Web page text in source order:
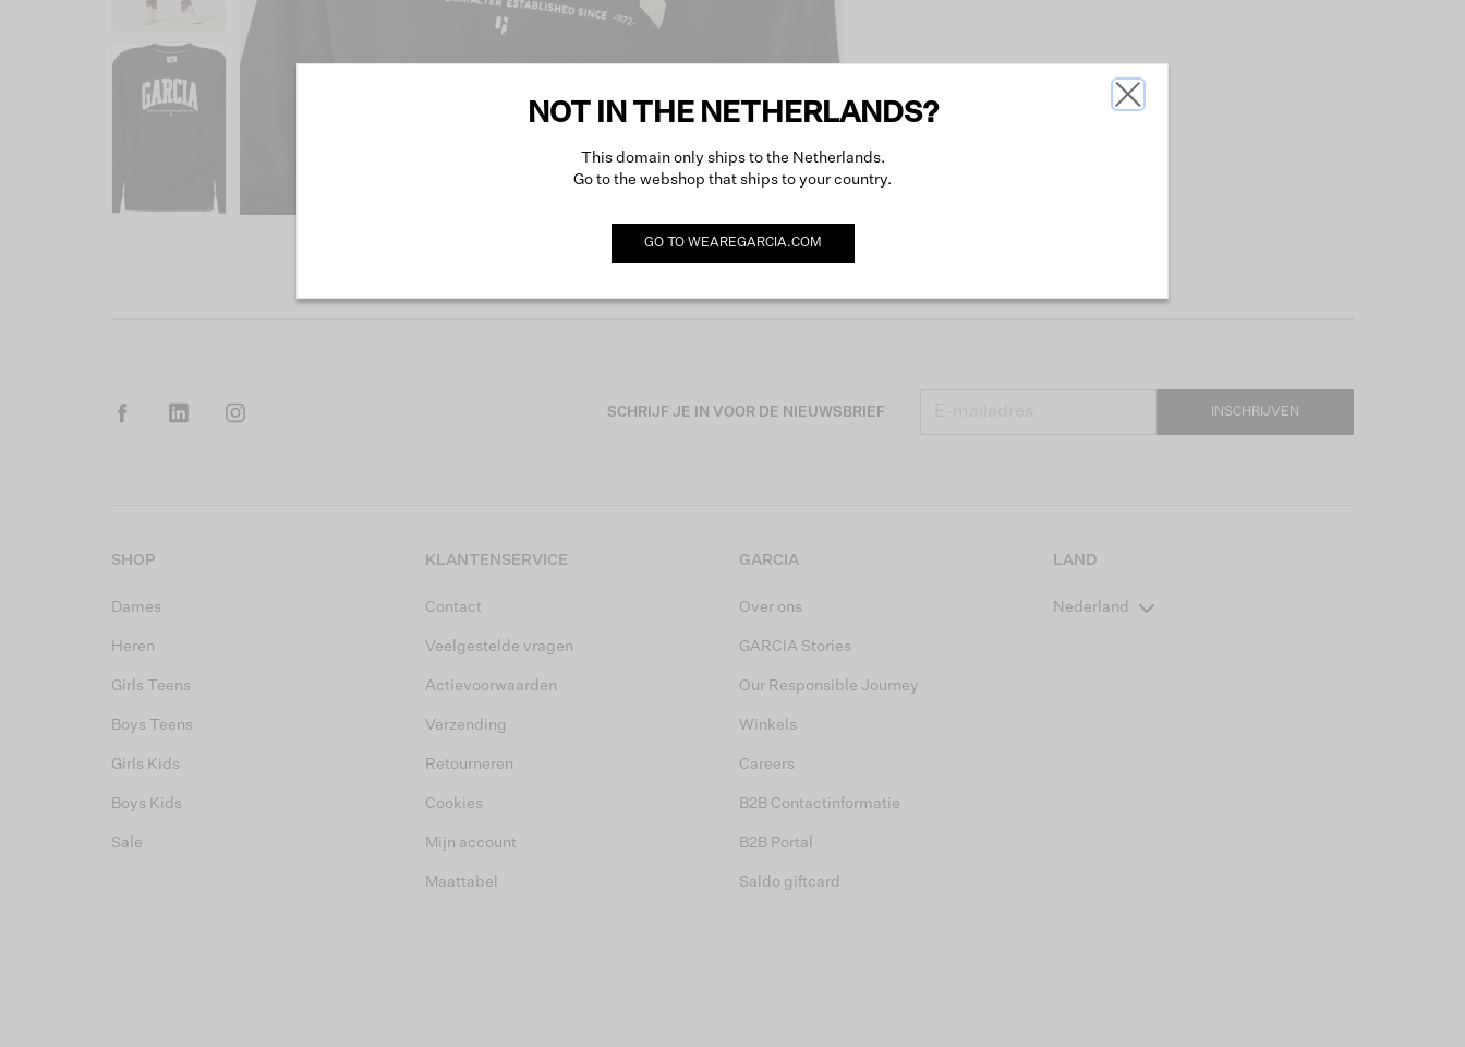
SCHRIJF JE IN VOOR DE NIEUWSBRIEF INSCHRIJVEN
SHOP
Dames
Heren
Girls Teens
Boys Teens
Girls Kids
Boys Kids
Sale
KLANTENSERVICE
Contact
Veelgestelde vragen
Actievoorwaarden
Verzending
Retourneren
Cookies
Mijn account
Maattabel
GARCIA
Over ons
GARCIA Stories
Our Responsible Journey
Winkels
Careers
B2B Contactinformatie
B2B Portal
Saldo giftcard
LAND
Nederland
NOT IN THE NETHERLANDS?
This domain only ships to the Netherlands.
Go to the webshop that ships to your country.
GO TO WEAREGARCIA.COM